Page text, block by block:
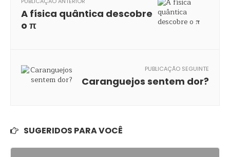
A física quântica descobre
o π
PUBLICAÇÃO SEGUINTE
Caranguejos sentem dor?
SUGERIDOS PARA VOCÊ